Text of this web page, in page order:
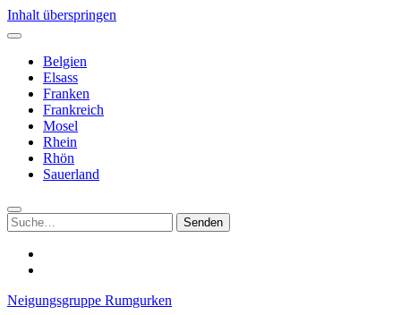
Inhalt überspringen
Belgien
Elsass
Franken
Frankreich
Mosel
Rhein
Rhön
Sauerland
Suchen
nach:
Neigungsgruppe Rumgurken